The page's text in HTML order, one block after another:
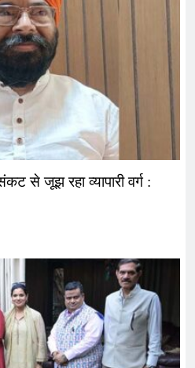
से जूझ रहा व्यापारी वर्ग :